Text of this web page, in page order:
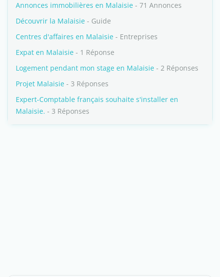
Annonces immobilières en Malaisie - 71 Annonces
Découvrir la Malaisie - Guide
Centres d'affaires en Malaisie - Entreprises
Expat en Malaisie - 1 Réponse
Logement pendant mon stage en Malaisie - 2 Réponses
Projet Malaisie - 3 Réponses
Expert-Comptable français souhaite s'installer en
Malaisie. - 3 Réponses